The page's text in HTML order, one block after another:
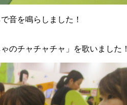
音を鳴らしました！
のチャチャチャ」を歌いました！